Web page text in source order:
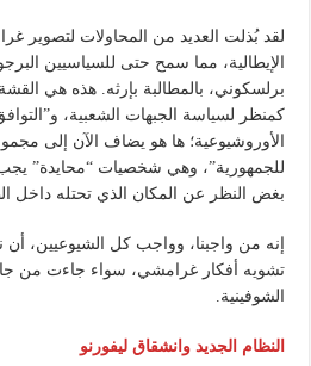
لقد بُذلت العديد من المحاولات
الإيطالية، مما سمح حتى للسياسيين
برلسكوني، بالمطالبة بإرثه. هذه هي
كمنظر لسياسة الجبهات الشعبية،
الأوروشيوعية؛ ها هو يضاف الآن إلى
للجمهورية”، وهي شخصيات “محايدة” يجب
بغض النظر عن المكان الذي تحتله داخل
إنه من واجبنا، وواجب كل الشيوعيين،
تشويه أفكار غرامشي، سواء جاءت من
الشوفينية.
النظام الجديد وانشقاق ليفورنو